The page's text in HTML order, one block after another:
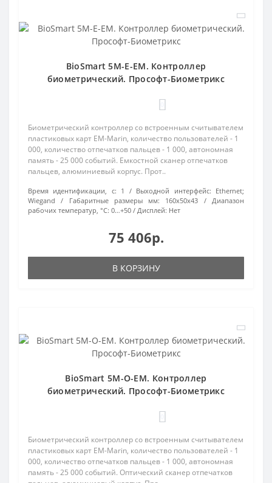
BioSmart 5M-E-EM. Контроллер
биометрический. Прософт-Биометрикс
Биометрический контроллер со встроенным считывателем
пластиковых карт EM-Marin, количество пользователей - 1
000, количество отпечатков пальцев - 1 000, автономная
память - 25 000 событий. Емкостной сканер отпечатков
пальцев, алюминиевый корпус. Прот..
Время идентификации, с: 1 Выходной интерфейс: Ethernet;
Wiegand
Габаритные размеры мм: 160х50х43
Диапазон
рабочих температур, °С: 0…+50 Дисплей: Нет
75 406р.
В КОРЗИНУ
BioSmart 5M-O-EM. Контроллер
биометрический. Прософт-Биометрикс
Биометрический контроллер со встроенным считывателем
пластиковых карт EM-Marin, количество пользователей - 1
000, количество отпечатков пальцев - 1 000, автономная
память - 25 000 событий. Оптический сканер отпечатков